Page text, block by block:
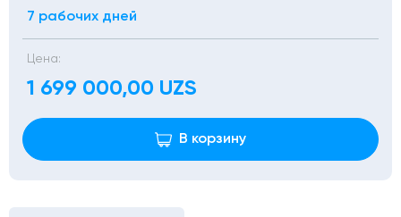
7 рабочих дней
Цена:
1 699 000,00 UZS
В корзину